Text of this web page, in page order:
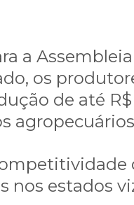
a
os
de até R$
nos estados